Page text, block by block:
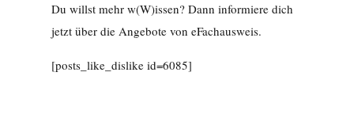
Du willst mehr w(W)issen? Dann informiere dich
jetzt über die Angebote von eFachausweis.
[posts_like_dislike id=6085]